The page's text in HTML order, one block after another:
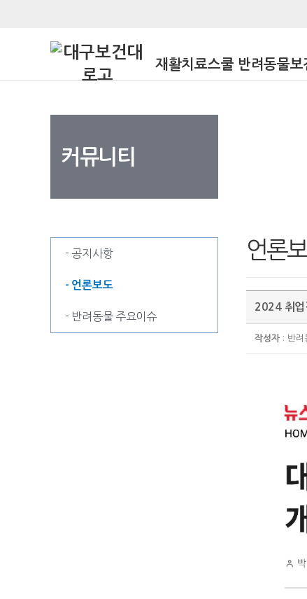
재활치료스쿨 반려동물보
커뮤니티
- 공지사항
- 언론보도
- 반려동물 주요이슈
언론
2024 취업
작성자 : 반려